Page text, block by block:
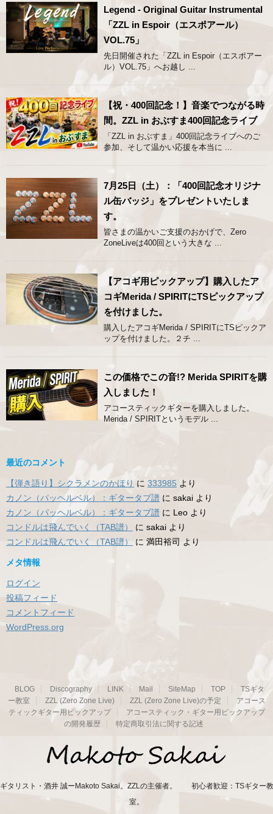
Legend - Original Guitar Instrumental
「ZZL in Espoir（エスポアール）
VOL.75」
先日開催された「ZZL in Espoir（エスポアー
ル）VOL.75」へお越し ...
【祝・400回記念！】音楽でつながる時
間。ZZL in おぶすま400回記念ライブ
「ZZL in おぶすま」400回記念ライブへのご
参加、そして温かい応援を本当に ...
7月25日（土）：「400回記念オリジナ
ル缶バッジ」をプレゼントいたしま
す。
皆さまの温かいご支援のおかげで、Zero
ZoneLiveは400回という大きな ...
【アコギ用ピックアップ】購入したア
コギMerida / SPIRITにTSピックアップ
を付けました。
購入したアコギMerida / SPIRITにTSピックア
ップを付けました。２チ ...
この価格でこの音!? Merida SPIRITを購
入しました！
アコースティックギターを購入しました。
Merida / SPIRITというモデル ...
最近のコメント
【弾き語り】シクラメンのかほり に 333985 より
カノン（パッヘルベル）：ギタータブ譜 に sakai より
カノン（パッヘルベル）：ギタータブ譜 に Leo より
コンドルは飛んでいく（TAB譜）
に sakai より
コンドルは飛んでいく（TAB譜）
に 満田裕司 より
メタ情報
ログイン
投稿フィード
コメントフィード
WordPress.org
BLOG Discography LINK Mail SiteMap TOP
TSギタ
ー教室
ZZL (Zero Zone Live) ZZL (Zero Zone Live)の予定
アコース
ティックギター用ピックアップ
アコースティック・ギター用ピックアップ
の開発履歴
特定商取引法に関する記述
ギタリスト・酒井 誠ーMakoto Sakai。ZZLの主催者。 初心者歓迎：TSギター教
室。